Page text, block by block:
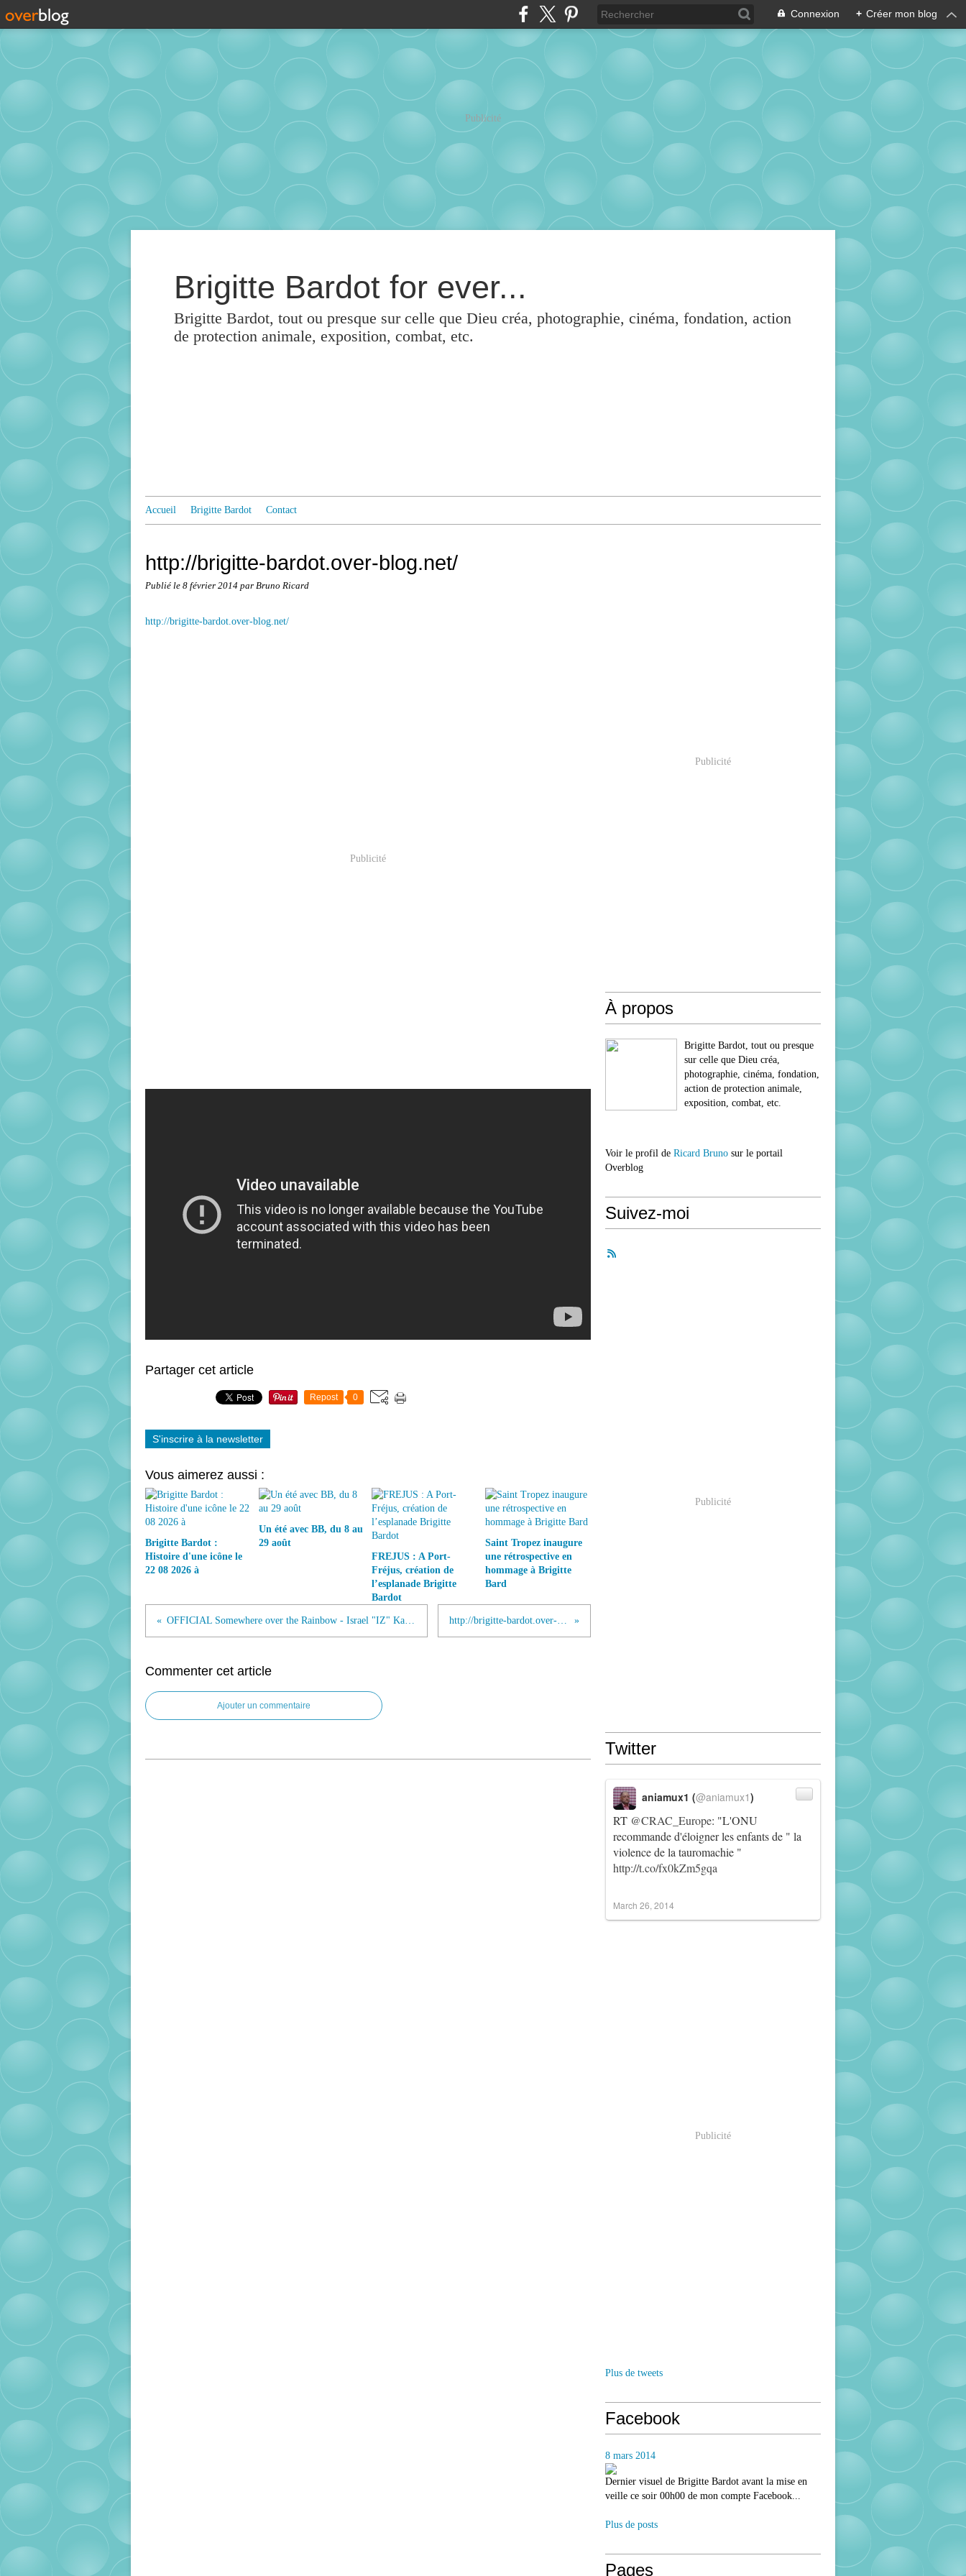
Connexion + Créer mon blog
Publicité
Brigitte Bardot for ever...
Brigitte Bardot, tout ou presque sur celle que Dieu créa, photographie, cinéma, fondation, action
de protection animale, exposition, combat, etc.
Accueil Brigitte Bardot Contact
http://brigitte-bardot.over-blog.net/
Publié le 8 février 2014 par Bruno Ricard
http://brigitte-bardot.over-blog.net/
Publicité
Partager cet article
Repost 0
S'inscrire à la newsletter
Vous aimerez aussi :
Brigitte Bardot :
Histoire d'une icône le
22 08 2026 à
Un été avec BB, du 8 au
29 août
FREJUS : A Port-
Fréjus, création de
l’esplanade Brigitte
Bardot
Saint Tropez inaugure
une rétrospective en
hommage à Brigitte
Bard
Commenter cet article
Ajouter un commentaire
Publicité
À propos
Brigitte Bardot, tout ou presque
sur celle que Dieu créa,
photographie, cinéma, fondation,
action de protection animale,
exposition, combat, etc.
Voir le profil de Ricard Bruno sur le portail
Overblog
Suivez-moi
Publicité
Twitter
RT @CRAC_Europe: "L'ONU
recommande d'éloigner les enfants de " la
violence de la tauromachie "
http://t.co/fx0kZm5gqa
aniamux1 (@aniamux1)
March 26, 2014
Publicité
Plus de tweets
Facebook
8 mars 2014
Dernier visuel de Brigitte Bardot avant la mise en
veille ce soir 00h00 de mon compte Facebook...
Plus de posts
Pages